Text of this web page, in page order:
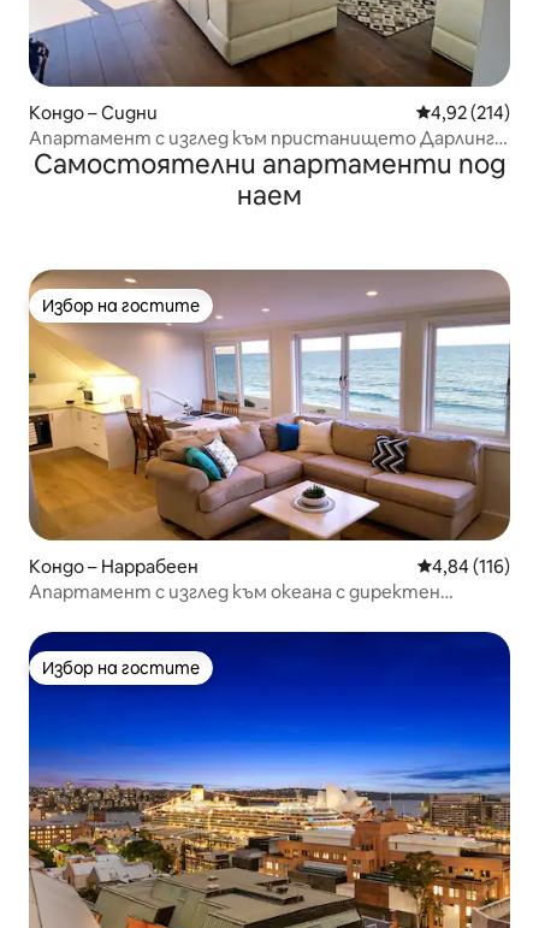
Кондо – Сидни Средна
4,92 (214)
Апартамент с изглед към пристанището Дарлинг
близо до ICC и Star
Самостоятелни апартаменти под
наем
Избор на гостите
Избор на гостите
Кондо – Наррабеен Средна
4,84 (116)
Апартамент с изглед към океана с директен
Избор на гостите
Избор на гостите